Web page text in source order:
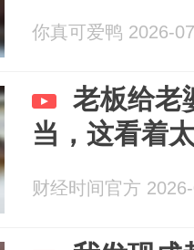
你真可爱鸭 2026-
老板给老
当，这看着
财经时间官方